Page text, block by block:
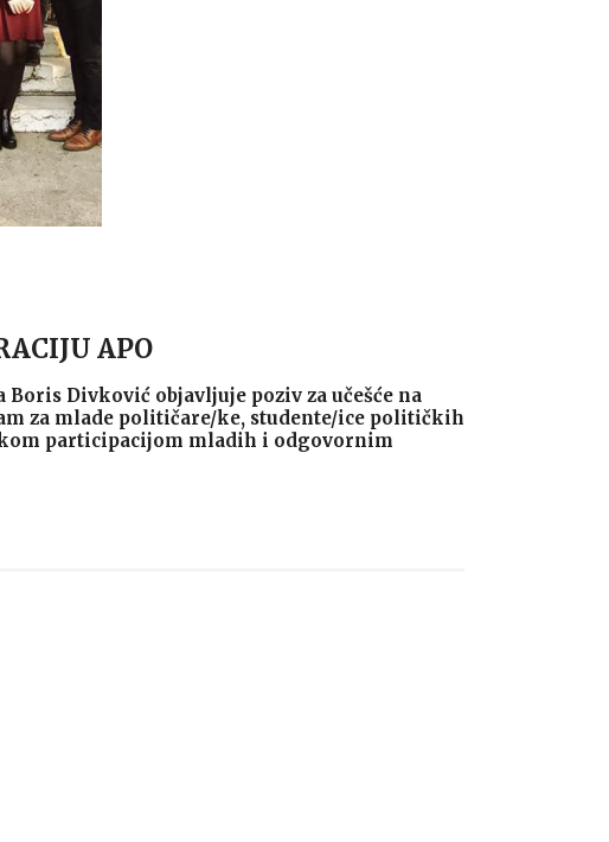
APO
Boris Divković objavljuje poziv za učešće na
za mlade političare/ke, studente/ice političkih
participacijom mladih i odgovornim